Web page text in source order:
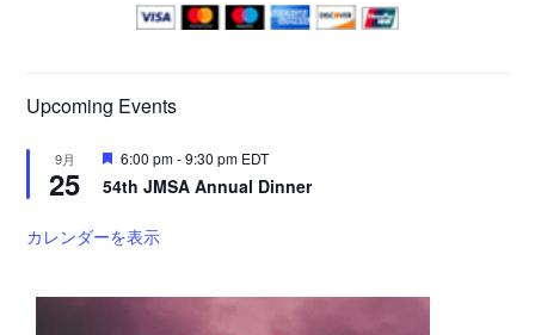
Upcoming Events
9月
25
注
目
6:00 pm-9:30 pm EDT
54th JMSA Annual Dinner
カレンダーを表示